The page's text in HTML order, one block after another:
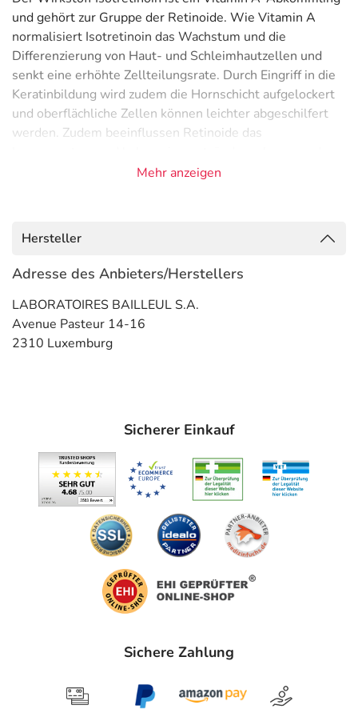
und gehört zur Gruppe der Retinoide. Wie Vitamin A
normalisiert Isotretinoin das Wachstum und die
Differenzierung von Haut- und Schleimhautzellen und
senkt eine erhöhte Zellteilungsrate. Durch Eingriff in die
Keratinbildung wird zudem die Hornschicht aufgelockert
und oberflächliche Zellen können leichter abgeschilfert
werden. Zudem beeinflussen Retinoide das
- Hautentzündung u.a. mit Pustel-, Knoten- u.
- Schwere infizierte Hautentzündung mit Pustelbildung
Gegenanzeigen
Was spricht gegen eine Anwendung?
- Erhöhte Vitamin A-Werte
Das Arzneimittel darf nicht bei Frauen im gebärfähigen
Alter angewendet werden, es sei denn, dass alle
Bedingungen des
Schwangerschaftsverhütungsprogramms erfüllt sind.
Ihr Arzt wird Sie vor Beginn der Behandlung ausführlich
- Kinder unter 12 Jahren: Das Arzneimittel darf nicht
Mehr anzeigen
Hersteller
Adresse des Anbieters/Herstellers
LABORATOIRES BAILLEUL S.A.
Avenue Pasteur 14-16
2310 Luxemburg
Sicherer Einkauf
Sichere Zahlung